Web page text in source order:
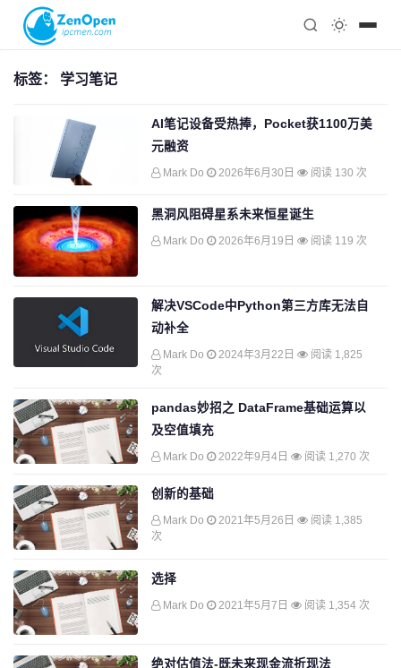
科技
注册
标签： 学习笔记
AI笔记设备受热捧，Pocket获1100万美
元融资
Mark Do 2026年6月30日 阅读 130 次
黑洞风阻碍星系未来恒星诞生
Mark Do 2026年6月19日 阅读 119 次
解决VSCode中Python第三方库无法自
动补全
Mark Do 2024年3月22日
阅读 1,825
次
pandas妙招之 DataFrame基础运算以
及空值填充
Mark Do 2022年9月4日 阅读 1,270 次
创新的基础
Mark Do 2021年5月26日
阅读 1,385
次
选择
Mark Do 2021年5月7日 阅读 1,354 次
绝对估值法-既未来现金流折现法